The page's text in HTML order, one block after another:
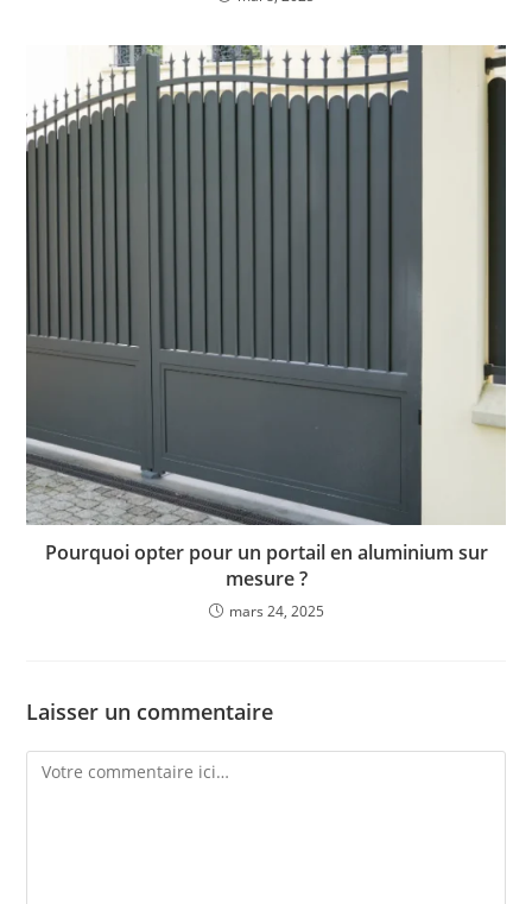
Pourquoi opter pour un portail en aluminium sur
mesure ?
mars 24, 2025
Laisser un commentaire